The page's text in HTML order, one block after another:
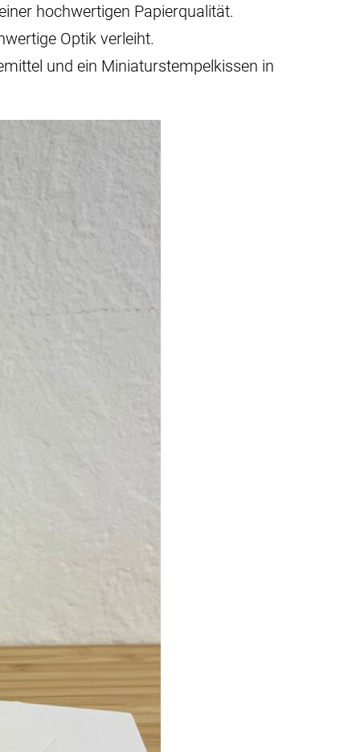
hochwertigen Papierqualität.
Optik verleiht.
und ein Miniaturstempelkissen in